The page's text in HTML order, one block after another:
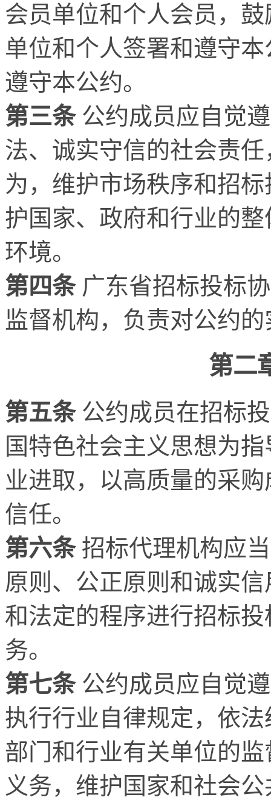
会员单位和个人会员，
单位和个人签署和遵守
遵守本公约。
第三条公约成员应自觉
法、诚实守信的社会责
为，维护市场秩序和招
护国家、政府和行业的
环境。
第四条广东省招标投标
监督机构，负责对公约
第二
第五条公约成员在招标
国特色社会主义思想为
业进取，以高质量的采
信任。
第六条招标代理机构应
原则、公正原则和诚实
和法定的程序进行招标
务。
第七条公约成员应自觉
执行行业自律规定，依
部门和行业有关单位的
义务，维护国家和社会